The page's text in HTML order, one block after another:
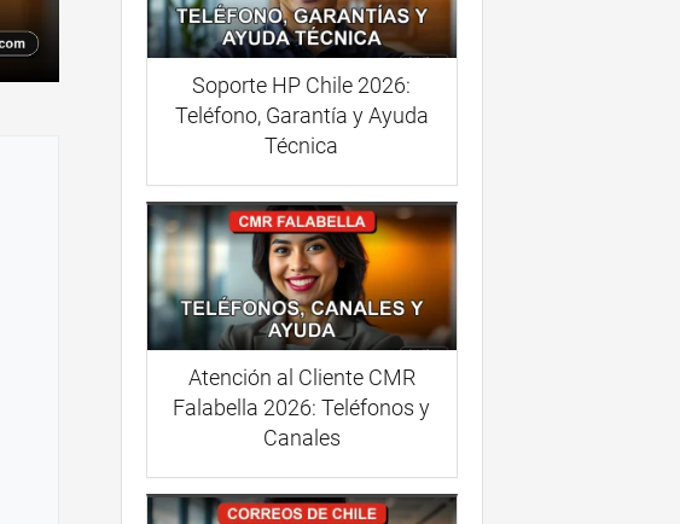
Soporte HP Chile 2026:
Teléfono, Garantía y Ayuda
Técnica
Atención al Cliente CMR
Falabella 2026: Teléfonos y
Canales